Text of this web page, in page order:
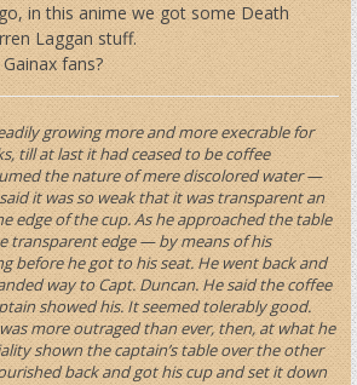
in this anime we got some Death
Laggan stuff.
fans?
growing more and more execrable for
till at last it had ceased to be coffee
the nature of mere discolored water —
it was so weak that it was transparent an
edge of the cup. As he approached the table
transparent edge — by means of his
before he got to his seat. He went back and
way to Capt. Duncan. He said the coffee
showed his. It seemed tolerably good.
more outraged than ever, then, at what he
shown the captain’s table over the other
back and got his cup and set it down